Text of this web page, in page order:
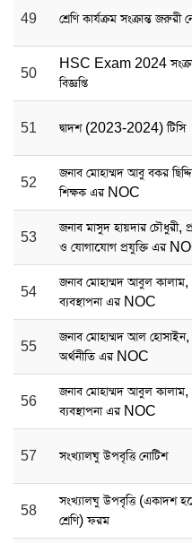
49 শ্রেণি কার্যক্রম সংক্রান্ত জরুরী
50
HSC Exam 2024
বিজ্ঞপ্তি
51 দ্বাদশ (2023-2024) টিসি
52
জনাব মোহাম্মদ আবু বকর
শিক্ষক এর NOC
53
জনাব মাসুদ হায়দার চৌধুরী,
ও যোগাযোগ প্রযুক্তি এর
54
জনাব মোহাম্মদ আবুল কালাম,
ব্যবস্থাপনা এর NOC
55
জনাব মোহাম্মদ আল হোসাইন,
অর্থনীতি এর NOC
56
জনাব মোহাম্মদ আবুল কালাম,
ব্যবস্থাপনা এর NOC
57 সংখ্যালঘু উপবৃত্তি নোটিশ
58
সংখ্যালঘু উপবৃত্তি (একাদশ
শ্রেণি) ফরম